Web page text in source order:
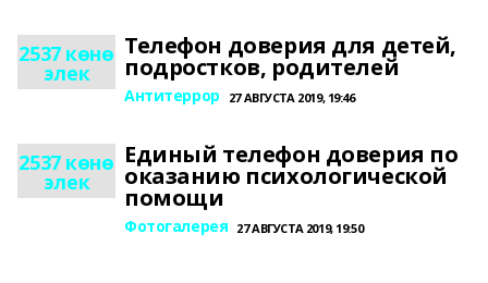
2537 көнө
элек
Телефон доверия для детей,
подростков, родителей
Антитеррор 27 АВГУСТА 2019, 19:46
2537 көнө
элек
Единый телефон доверия по
оказанию психологической
помощи
Фотогалерея 27 АВГУСТА 2019, 19:50